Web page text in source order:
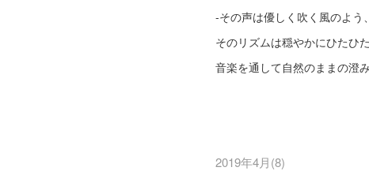
-その声は優しく吹く風のよう、
そのリズムは穏やかにひたひ
音楽を通して自然のままの澄
2019年4月(8)